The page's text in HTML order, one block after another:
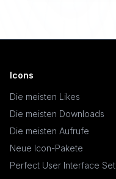
Icons
Die meisten Likes
Die meisten Downloads
Die meisten Aufrufe
Neue Icon-Pakete
Perfect User Interface Set